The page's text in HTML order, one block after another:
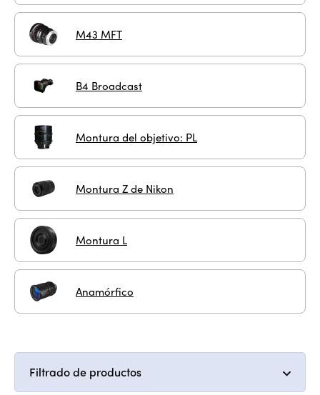
M43 MFT
B4 Broadcast
Montura del objetivo: PL
Montura Z de Nikon
Montura L
Anamórfico
Filtrado de productos